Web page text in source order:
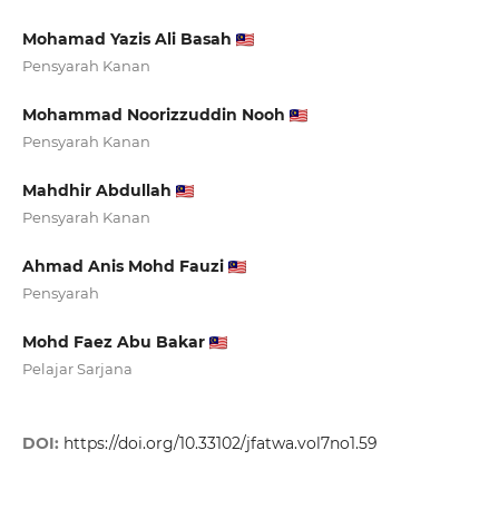
Mohamad Yazis Ali Basah
Pensyarah Kanan
Mohammad Noorizzuddin Nooh
Pensyarah Kanan
Mahdhir Abdullah
Pensyarah Kanan
Ahmad Anis Mohd Fauzi
Pensyarah
Mohd Faez Abu Bakar
Pelajar Sarjana
DOI: https://doi.org/10.33102/jfatwa.vol7no1.59